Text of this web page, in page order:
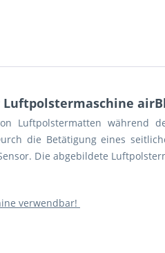
Luftpolstermatten während
die Betätigung eines
Die abgebildete
verwendbar!